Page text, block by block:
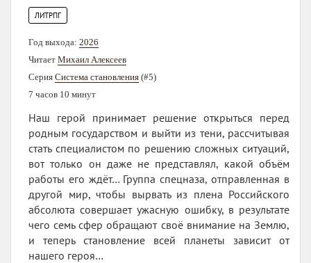
ЛИТРПГ
Год выхода: 2026
Читает Михаил Алексеев
Серия Система становления (#5)
7 часов 10 минут
Наш герой принимает решение открыться перед
родным государством и выйти из тени, рассчитывая
стать специалистом по решению сложных ситуаций,
вот только он даже не представлял, какой объём
работы его ждёт… Группа спецназа, отправленная в
другой мир, чтобы вырвать из плена Российского
абсолюта совершает ужасную ошибку, в результате
чего семь сфер обращают своё внимание на Землю,
и теперь становление всей планеты зависит от
нашего героя…